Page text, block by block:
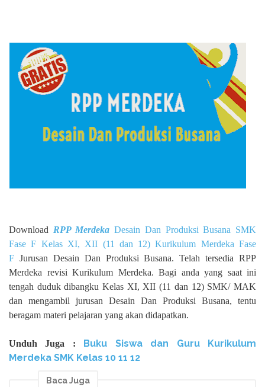
Download RPP Merdeka Desain Dan Produksi Busana SMK
Fase F Kelas XI, XII (11 dan 12) Kurikulum Merdeka Fase
F Jurusan Desain Dan Produksi Busana. Telah tersedia RPP
Merdeka revisi Kurikulum Merdeka. Bagi anda yang saat ini
tengah duduk dibangku Kelas XI, XII (11 dan 12) SMK/ MAK
dan mengambil jurusan Desain Dan Produksi Busana, tentu
beragam materi pelajaran yang akan didapatkan.
UnduhJuga :
Buku Siswa dan Guru Kurikulum
Merdeka SMK Kelas 10 11 12
Baca Juga